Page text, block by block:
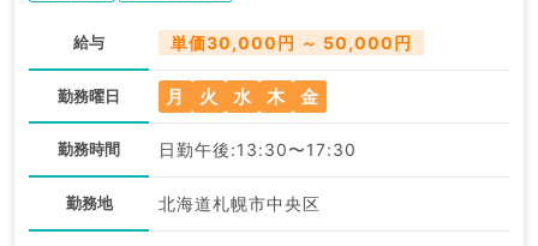
給与 単価30,000円 ～ 50,000円
勤務曜日 月 火 水 木 金
勤務時間 日勤午後:13:30〜17:30
勤務地 北海道札幌市中央区